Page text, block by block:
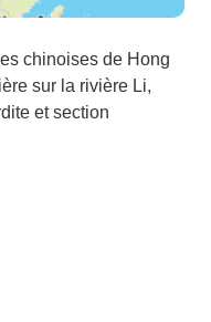
chinoises de Hong
sur la rivière Li,
et section